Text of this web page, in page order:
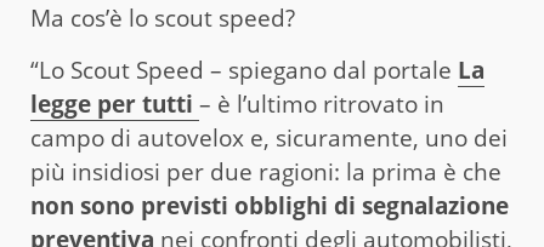
Ma cos’è lo scout speed?
“Lo Scout Speed – spiegano dal portale La
legge per tutti – è l’ultimo ritrovato in
campo di autovelox e, sicuramente, uno dei
più insidiosi per due ragioni: la prima è che
non sono previsti obblighi di segnalazione
preventiva nei confronti degli automobilisti,